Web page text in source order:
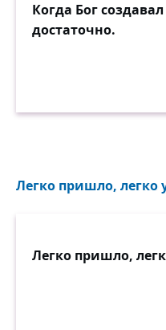
Когда Бог
достаточно.
Легко пришло, легко
Легко пришло,